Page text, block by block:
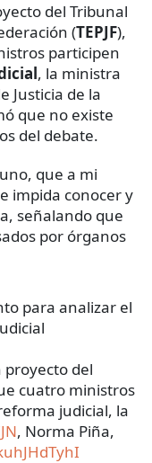
del Tribunal
(TEPJF),
participen
, la ministra
Justicia de la
que no existe
del debate.
que a mi
impida conocer y
señalando que
por órganos
para analizar el
del
cuatro ministros
judicial, la
, Norma Piña,